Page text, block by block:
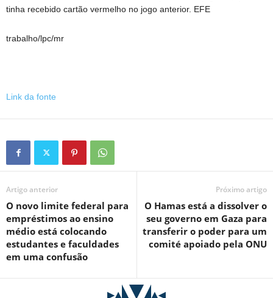
tinha recebido cartão vermelho no jogo anterior. EFE
trabalho/lpc/mr
Link da fonte
Artigo anterior
O novo limite federal para
empréstimos ao ensino
médio está colocando
estudantes e faculdades
em uma confusão
Próximo artigo
O Hamas está a dissolver o
seu governo em Gaza para
transferir o poder para um
comité apoiado pela ONU